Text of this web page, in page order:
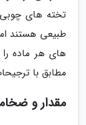
تخته های
طبیعی هستند
های هر ماده
مطابق با
مقدار و